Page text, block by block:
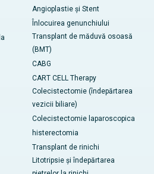
Angioplastie și Stent
Înlocuirea genunchiului
Transplant de măduvă osoasă
(BMT)
CABG
CART CELL Therapy
Colecistectomie (îndepărtarea
vezicii biliare)
Colecistectomie laparoscopica
histerectomia
Transplant de rinichi
Litotripsie și îndepărtarea